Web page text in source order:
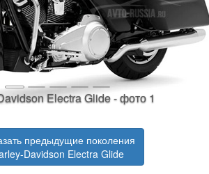
Electra Glide - фото 1
предыдущие поколения
Davidson Electra Glide